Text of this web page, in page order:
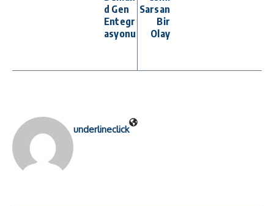
d Gen
Entegr
asyonu
Sarsan
Bir
Olay
underlineclick